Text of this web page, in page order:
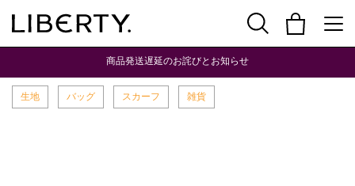
商品発送遅延のお詫びとお知らせ
生地 バッグ スカーフ 雑貨